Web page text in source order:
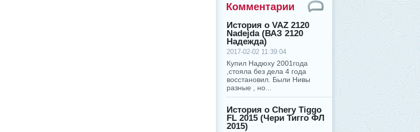
Комментарии
История о VAZ 2120
Nadejda (ВАЗ 2120
Надежда)
2017-02-02 11:39:04
Купил Надюху 2001года
,стояла без дела 4 года
восстановил. Были Нивы
разные , но...
История о Chery Tiggo
FL 2015 (Чери Тигго ФЛ
2015)